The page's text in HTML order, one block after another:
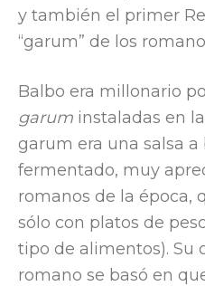
y también el primer
“garum” de los
Balbo era millonario
garum instaladas en
garum era una salsa a
fermentado, muy
romanos de la época,
sólo con platos de
tipo de alimentos). Su
romano se basó en